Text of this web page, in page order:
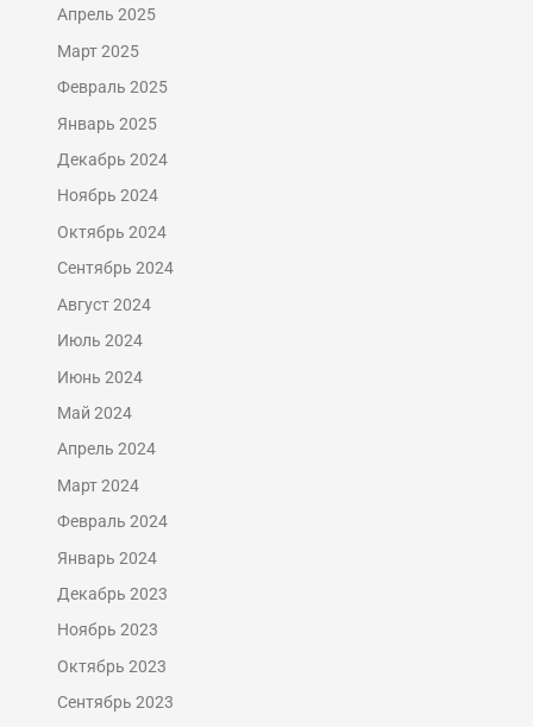
Апрель 2025
Март 2025
Февраль 2025
Январь 2025
Декабрь 2024
Ноябрь 2024
Октябрь 2024
Сентябрь 2024
Август 2024
Июль 2024
Июнь 2024
Май 2024
Апрель 2024
Март 2024
Февраль 2024
Январь 2024
Декабрь 2023
Ноябрь 2023
Октябрь 2023
Сентябрь 2023